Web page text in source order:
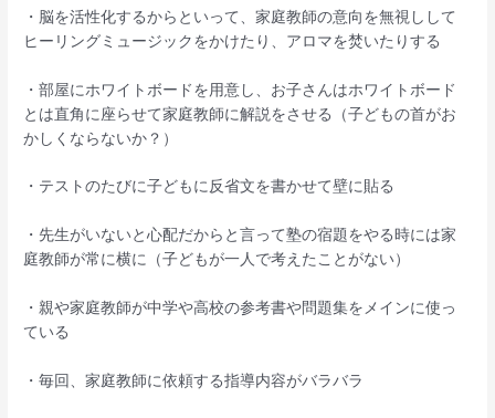
・脳を活性化するからといって、家庭教師の意向を無視しして
ヒーリングミュージックをかけたり、アロマを焚いたりする
・部屋にホワイトボードを用意し、お子さんはホワイトボード
とは直角に座らせて家庭教師に解説をさせる（子どもの首がお
かしくならないか？）
・テストのたびに子どもに反省文を書かせて壁に貼る
・先生がいないと心配だからと言って塾の宿題をやる時には家
庭教師が常に横に（子どもが一人で考えたことがない）
・親や家庭教師が中学や高校の参考書や問題集をメインに使っ
ている
・毎回、家庭教師に依頼する指導内容がバラバラ